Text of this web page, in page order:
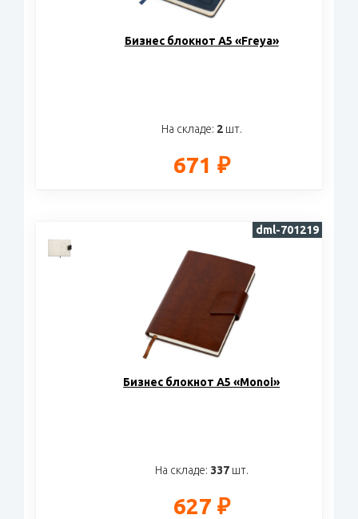
Бизнес блокнот А5 «Freya»
На складе: 2шт.
671 ₽
Бизнес блокнот А5 «Monoi»
На складе: 337шт.
627 ₽
dml-701219